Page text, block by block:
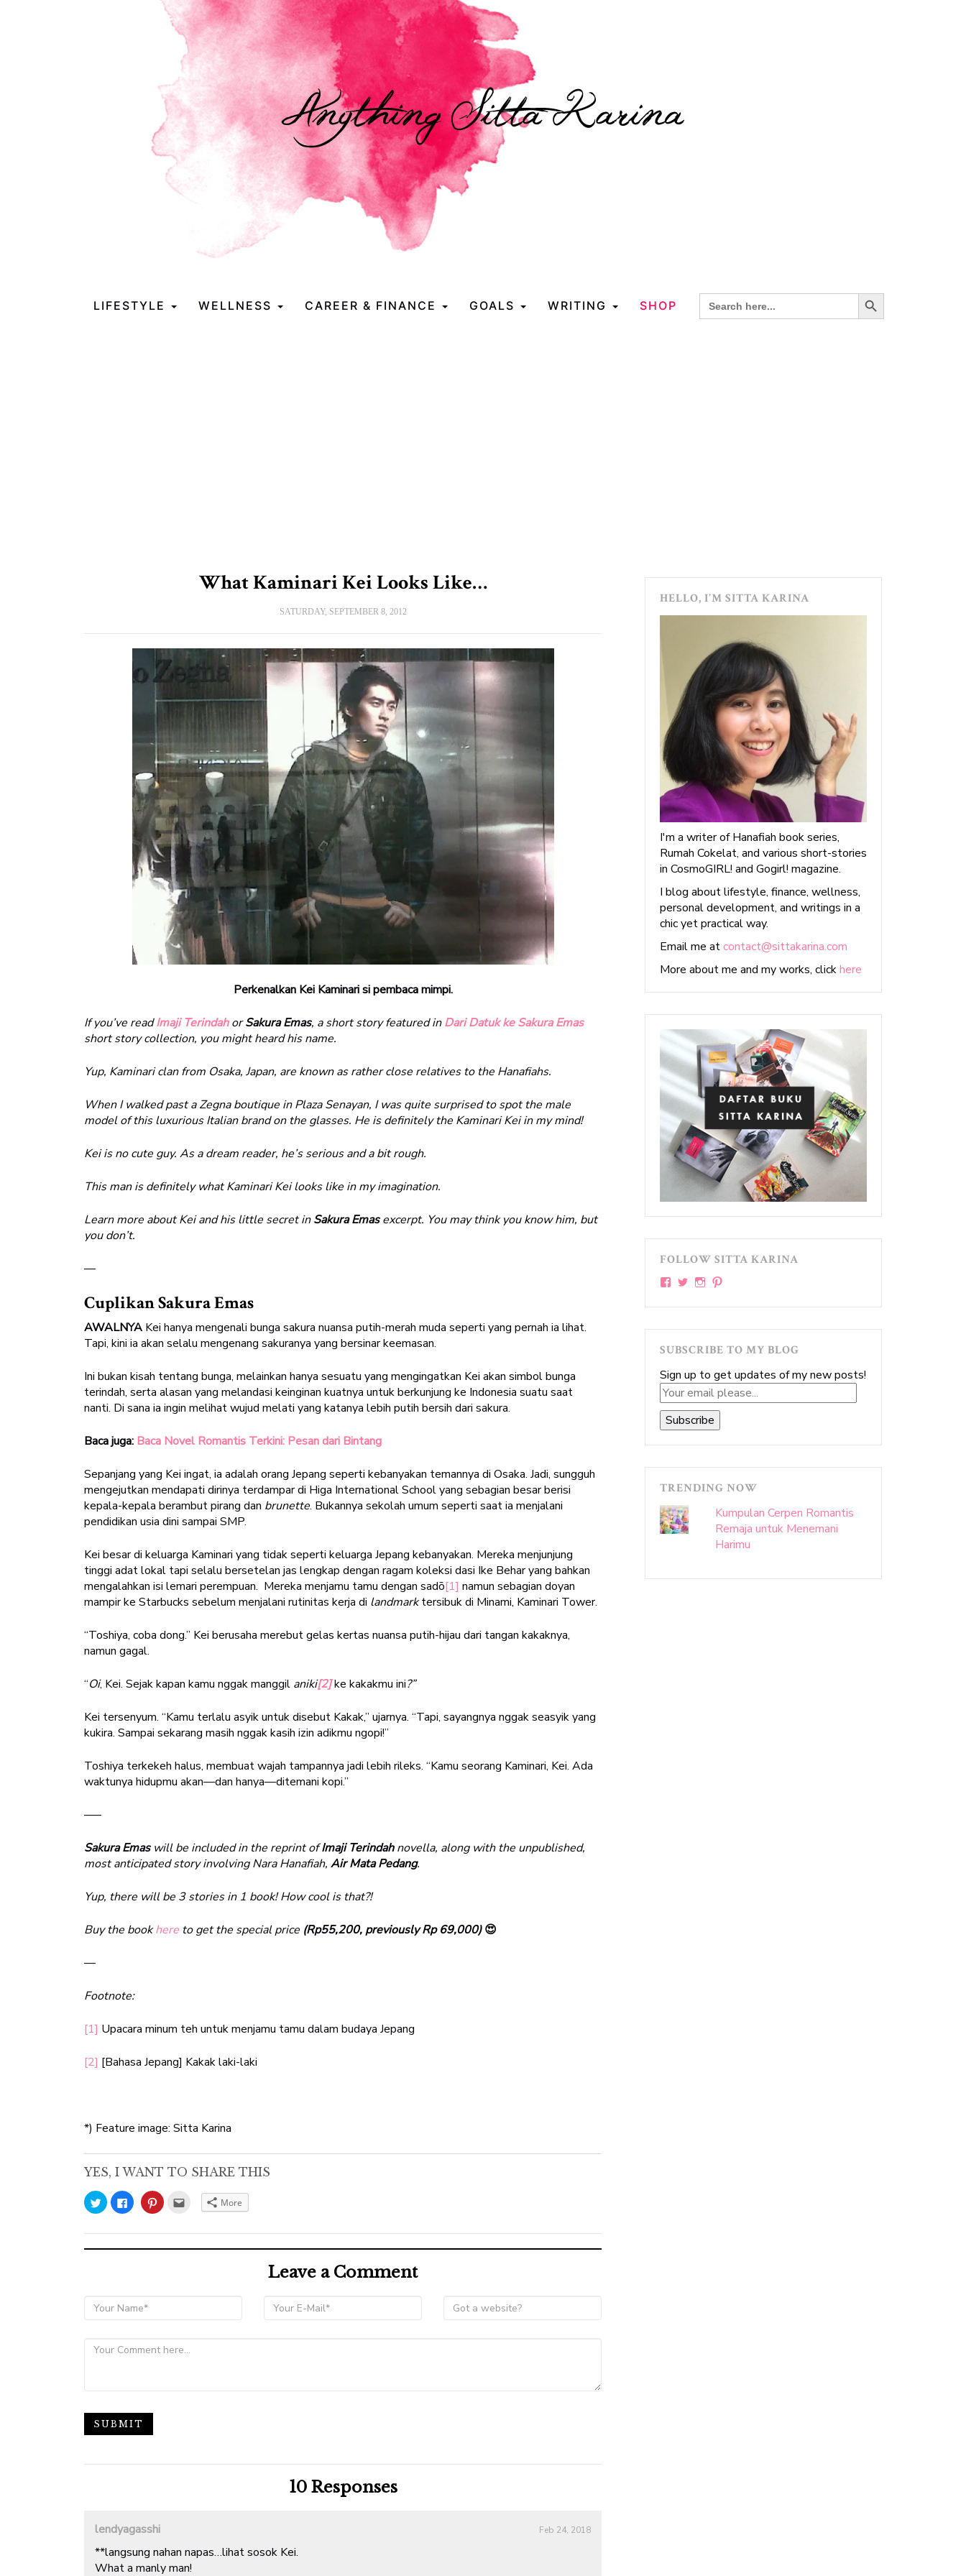
LIFESTYLE WELLNESS CAREER & FINANCE GOALS WRITING SHOP Search
for:
Search Button
What Kaminari Kei Looks Like…
SATURDAY, SEPTEMBER 8, 2012
Perkenalkan Kei Kaminari si pembaca mimpi.
If you’ve readImaji TerindahorSakura Emas, a short story featured inDari Datuk ke Sakura Emas
short story collection, you might heard his name.
Yup, Kaminari clan from Osaka, Japan, are known as rather close relatives to the Hanafiahs.
When I walked past a Zegna boutique in Plaza Senayan, I was quite surprised to spot the male
model of this luxurious Italian brand on the glasses. He is definitely the Kaminari Kei in my mind!
Kei is no cute guy. As a dream reader, he’s serious and a bit rough.
This man is definitely what Kaminari Kei looks like in my imagination.
Learn more about Kei and his little secret inSakura Emasexcerpt. You may think you know him, but
you don’t.
—
Cuplikan Sakura Emas
AWALNYA Kei hanya mengenali bunga sakura nuansa putih-merah muda seperti yang pernah ia lihat.
Tapi, kini ia akan selalu mengenang sakuranya yang bersinar keemasan.
Ini bukan kisah tentang bunga, melainkan hanya sesuatu yang mengingatkan Kei akan simbol bunga
terindah, serta alasan yang melandasi keinginan kuatnya untuk berkunjung ke Indonesia suatu saat
nanti. Di sana ia ingin melihat wujud melati yang katanya lebih putih bersih dari sakura.
Baca juga: Baca Novel Romantis Terkini: Pesan dari Bintang
Sepanjang yang Kei ingat, ia adalah orang Jepang seperti kebanyakan temannya di Osaka. Jadi, sungguh
mengejutkan mendapati dirinya terdampar di Higa International School yang sebagian besar berisi
kepala-kepala berambut pirang dan brunette. Bukannya sekolah umum seperti saat ia menjalani
pendidikan usia dini sampai SMP.
Kei besar di keluarga Kaminari yang tidak seperti keluarga Jepang kebanyakan. Mereka menjunjung
tinggi adat lokal tapi selalu bersetelan jas lengkap dengan ragam koleksi dasi Ike Behar yang bahkan
mengalahkan isi lemari perempuan. Mereka menjamu tamu dengan sadō[1] namun sebagian doyan
mampir ke Starbucks sebelum menjalani rutinitas kerja di landmarktersibuk di Minami, Kaminari Tower.
“Toshiya, coba dong.” Kei berusaha merebut gelas kertas nuansa putih-hijau dari tangan kakaknya,
namun gagal.
“Oi, Kei. Sejak kapan kamu nggak manggil aniki[2]ke kakakmu ini?”
Kei tersenyum. “Kamu terlalu asyik untuk disebut Kakak,” ujarnya. “Tapi, sayangnya nggak seasyik yang
kukira. Sampai sekarang masih nggak kasih izin adikmu ngopi!”
Toshiya terkekeh halus, membuat wajah tampannya jadi lebih rileks. “Kamu seorang Kaminari, Kei. Ada
waktunya hidupmu akan—dan hanya—ditemani kopi.”
—–
Sakura Emas will be included in the reprint ofImaji Terindahnovella, along with the unpublished,
most anticipated story involving Nara Hanafiah, Air Mata Pedang.
Yup, there will be 3 stories in 1 book! How cool is that?!
Buy the bookhere to get the special price (Rp55,200, previously Rp 69,000)😍
—
Footnote:
[1] Upacara minum teh untuk menjamu tamu dalam budaya Jepang
[2] [Bahasa Jepang] Kakak laki-laki
*) Feature image: Sitta Karina
YES, I WANT TO SHARE THIS
Click
to
share
in
Click
to
share
in
Click
to
in friend
More
Leave a Comment
10Responses
lendyagasshi Feb 24, 2018
**langsung nahan napas…lihat sosok Kei.
What a manly man!
HELLO, I’M SITTA KARINA
I'm a writer of Hanafiah book series,
Rumah Cokelat, and various short-stories
in CosmoGIRL! and Gogirl! magazine.
I blog about lifestyle, finance, wellness,
personal development, and writings in a
chic yet practical way.
Email me atcontact@sittakarina.com
More about me and my works, clickhere
FOLLOW SITTA KARINA
View View View
SUBSCRIBE TO MY BLOG
Sign up to get updates of my new posts!
Your
email
please...
Subscribe
TRENDING NOW
Kumpulan Cerpen Romantis
Remaja untuk Menemani
Harimu